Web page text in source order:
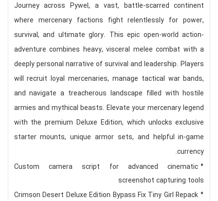
Journey across Pywel, a vast, battle-scarred continent
where mercenary factions fight relentlessly for power,
survival, and ultimate glory. This epic open-world action-
adventure combines heavy, visceral melee combat with a
deeply personal narrative of survival and leadership. Players
will recruit loyal mercenaries, manage tactical war bands,
and navigate a treacherous landscape filled with hostile
armies and mythical beasts. Elevate your mercenary legend
with the premium Deluxe Edition, which unlocks exclusive
starter mounts, unique armor sets, and helpful in-game
currency.
Custom camera script for advanced cinematic
screenshot capturing tools
Crimson Desert Deluxe Edition Bypass Fix Tiny Girl Repack